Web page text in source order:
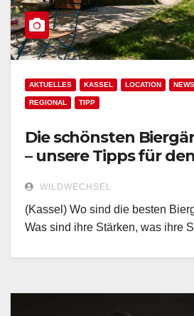
AKTUELLES KASSEL LOCATION
REGIONAL TIPP
Die schönsten
– unsere Tipps für
WILDWECHSEL
(Kassel) Wo sind die besten
Was sind ihre Stärken, was ihre